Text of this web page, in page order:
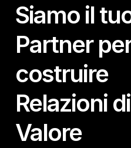
Siamo il
Partner
costruire
Relazioni di
Valore